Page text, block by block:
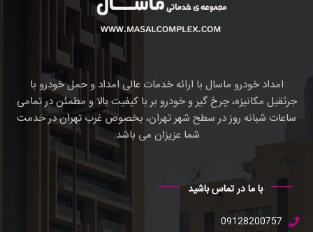
امداد خودرو ماسال با ارائه خدمات عالی امداد و حمل خودرو با
جرثقیل مکانیزه، چرخ گیر و خودرو بر با کیفیت بالا و مطمئن در تمامی
ساعات شبانه روز در سطح شهر تهران، بخصوص غرب تهران در خدمت
شما عزیزان می باشد.
با ما در تماس باشید
09128200757